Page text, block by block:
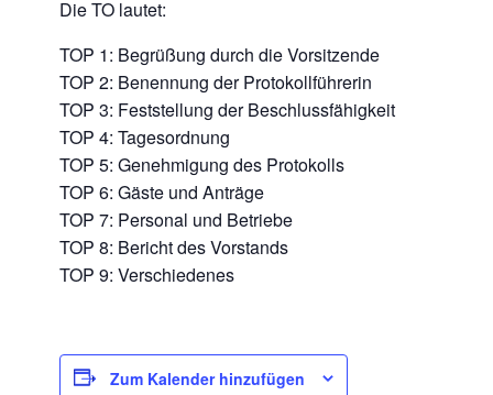
Die TO lautet:
TOP 1: Begrüßung durch die Vorsitzende
TOP 2: Benennung der Protokollführerin
TOP 3: Feststellung der Beschlussfähigkeit
TOP 4: Tagesordnung
TOP 5: Genehmigung des Protokolls
TOP 6: Gäste und Anträge
TOP 7: Personal und Betriebe
TOP 8: Bericht des Vorstands
TOP 9: Verschiedenes
Zum Kalender hinzufügen